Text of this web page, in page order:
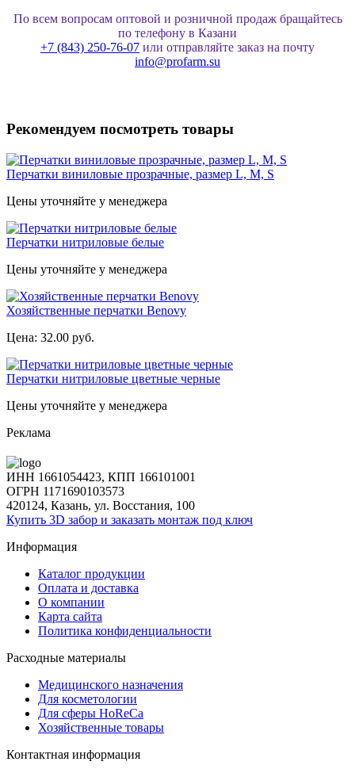
По всем вопросам оптовой и розничной продаж бращайтесь
по телефону в Казани
+7 (843) 250-76-07 или отправляйте заказ на почту
info@profarm.su
Рекомендуем посмотреть товары
Перчатки виниловые прозрачные, размер L, М, S
Цены уточняйте у менеджера
Перчатки нитриловые белые
Цены уточняйте у менеджера
Хозяйственные перчатки Benovy
Цена: 32.00 руб.
Перчатки нитриловые цветные черные
Цены уточняйте у менеджера
Реклама
ИНН 1661054423, КПП 166101001
ОГРН 1171690103573
420124, Казань, ул. Восстания, 100
Купить 3D забор и заказать монтаж под ключ
Информация
Каталог продукции
Оплата и доставка
О компании
Карта сайта
Политика конфиденциальности
Расходные материалы
Медицинского назначения
Для косметологии
Для сферы HoReCa
Хозяйственные товары
Контактная информация